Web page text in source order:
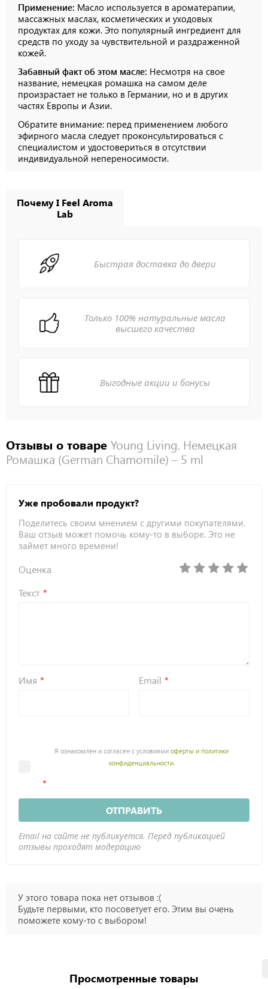
Применение: Масло используется в ароматерапии,
массажных маслах, косметических и уходовых
продуктах для кожи. Это популярный ингредиент для
средств по уходу за чувствительной и раздраженной
кожей.
Забавный факт об этом масле: Несмотря на свое
название, немецкая ромашка на самом деле
произрастает не только в Германии, но и в других
частях Европы и Азии.
Обратите внимание: перед применением любого
эфирного масла следует проконсультироваться с
специалистом и удостовериться в отсутствии
индивидуальной непереносимости.
Почему I Feel Aroma
Lab
Быстрая доставка до двери
Только 100% натуральные масла
высшего качества
Выгодные акции и бонусы
Отзывы о товаре Young Living. Немецкая
Ромашка (German Chamomile) – 5 ml
Уже пробовали продукт?
Поделитесь своим мнением с другими покупателями.
Ваш отзыв может помочь кому-то в выборе. Это не
займет много времени!
Оценка
Текст
Имя Email
Я ознакомлен и согласен с условиямиоферты и политики
конфиденциальности.
ОТПРАВИТЬ
Email на сайте не публикуется. Перед публикацией
отзывы проходят модерацию
У этого товара пока нет отзывов :(
Будьте первыми, кто посоветует его. Этим вы очень
поможете кому-то с выбором!
Просмотренные товары